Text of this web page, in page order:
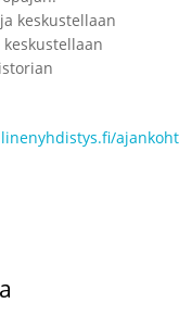
keskustellaan